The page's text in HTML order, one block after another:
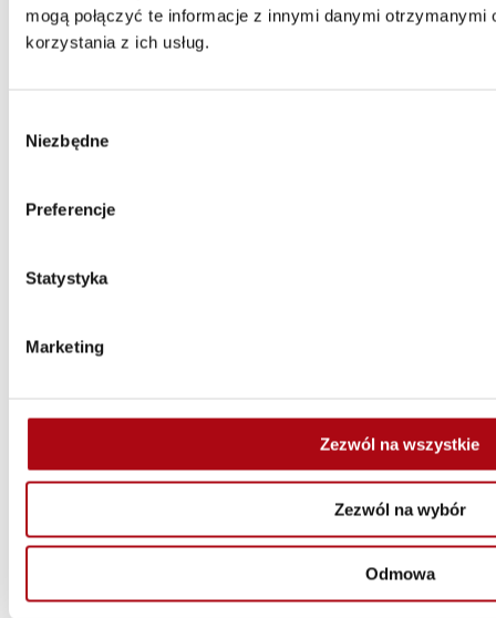
mogą połączyć te informacje z innymi danymi
korzystania z ich usług.
zgody
Niezbędne
Preferencje
Statystyka
Marketing
Zezwól na wszystkie
Zezwól na wybór
Odmowa
Firmy różnią się od siebie nie tylko w zakresie strategii, którą
wybrały, lecz także potencjału pracowników, jakiego potrzebują do
wytworzenia oczekiwanej wartości. To może brzmieć dość
pracownicy serwisu umieją budować relacje z klientami, a
pracy opartej na wiedzy, a nie manualnych umiejętnościach.
zarówno w zakresie zarówno oferty, jak i sposobu działania.
Producenci drukarek sprzedają usługę druku zamiast urządzeń,
sklepy internetowe oferują usługi, firmy handlowe zaczynają własną
produkcję. I na koniec, nie można pominąć rozwoju pracy zdalnej i
technologiach IT. Aby sprostać tym zmianom, firmy będą musiały
znacznie zwiększyć tempo uczenia się i rozwoju potencjału ludzi.